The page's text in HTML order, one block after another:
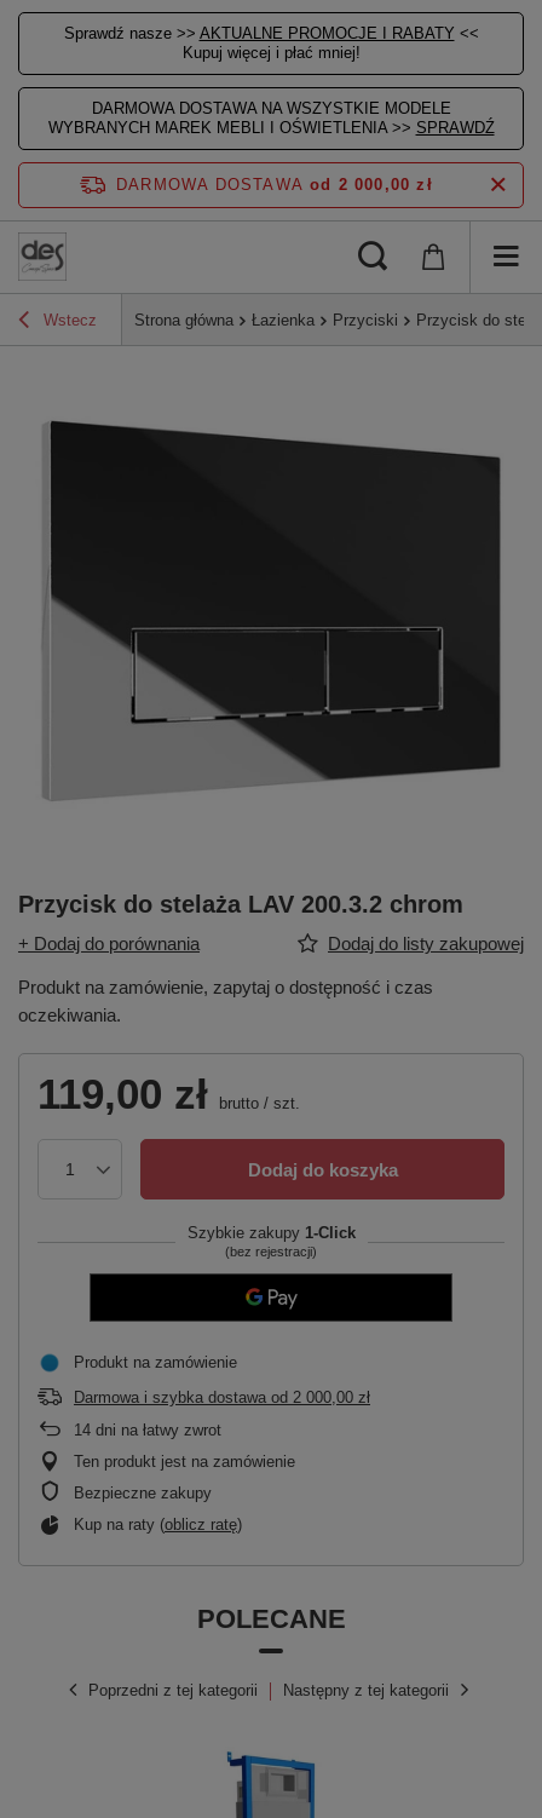
Sprawdź nasze >> AKTUALNE PROMOCJE I RABATY <<
Kupuj więcej i płać mniej!
DARMOWA DOSTAWA NA WSZYSTKIE MODELE
WYBRANYCH MAREK MEBLI I OŚWIETLENIA >> SPRAWDŹ
DARMOWA DOSTAWA od 2 000,00 zł
Wstecz Strona główna Łazienka Przyciski Przycisk do
Przycisk do stelaża LAV 200.3.2 chrom
+ Dodaj do porównania Dodaj do listy zakupowej
Produkt na zamówienie, zapytaj o dostępność i czas
oczekiwania.
119,00 zł brutto / szt.
Dodaj do koszyka
Szybkie zakupy 1-Click
(bez rejestracji)
Produkt na zamówienie
Darmowa i szybka dostawa od 2 000,00 zł
14 dni na łatwy zwrot
Ten produkt jest na zamówienie
Bezpieczne zakupy
Kup na raty (oblicz ratę)
POLECANE
Poprzedni z tej kategorii Następny z tej kategorii